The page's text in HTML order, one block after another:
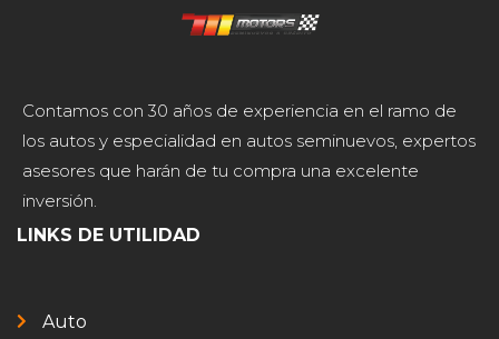
Contamos con 30 años de experiencia en el ramo de
los autos y especialidad en autos seminuevos, expertos
asesores que harán de tu compra una excelente
inversión.
LINKS DE UTILIDAD
Auto